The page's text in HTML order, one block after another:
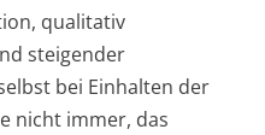
qualitativ
steigender
bei Einhalten der
nicht immer, das